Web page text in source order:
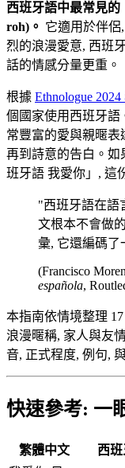
西班牙語中最常見的
roh)。 它適用於伴侶
烈的浪漫愛意, 西班
話的情感分量更重。
根據 Ethnologue
個國家使用西班牙語
常豐富的愛與親暱表
再到詩意的告白。如
班牙語 我愛你」, 這
"西班牙語在語
文根本不會做
彙, 它還編碼了
(Francisco
española,
本指南依情境整理
浪漫暱稱, 家人與友
音, 正式程度, 例句,
快速參考: 一
繁體中文 西